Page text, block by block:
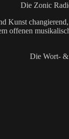
Die Zonic
Kunst
offenen
Die Wort- &